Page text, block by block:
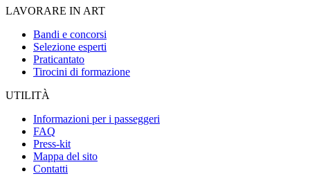
LAVORARE IN ART
Bandi e concorsi
Selezione esperti
Praticantato
Tirocini di formazione
UTILITÀ
Informazioni per i passeggeri
FAQ
Press-kit
Mappa del sito
Contatti